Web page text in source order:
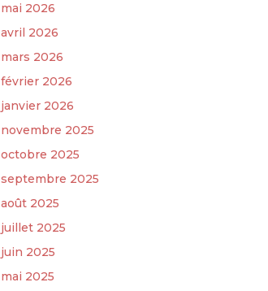
mai 2026
avril 2026
mars 2026
février 2026
janvier 2026
novembre 2025
octobre 2025
septembre 2025
août 2025
juillet 2025
juin 2025
mai 2025